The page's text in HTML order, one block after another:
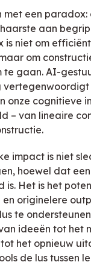
met een
aan
is niet om
om
te gaan. AI-
vertegenwoordigt
onze cognitieve
– van lineaire
impact is niet
hoewel dat
is. Het is het
originelere
te
ideeën tot het
het opnieuw
de lus tussen